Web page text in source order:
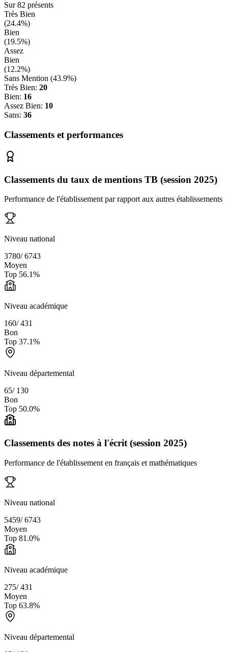
Sur82 présents
Très Bien
(24.4%)
Bien
(19.5%)
Assez
Bien
(12.2%)
Sans Mention (43.9%)
Très Bien: 20
Bien: 16
Assez Bien: 10
Sans: 36
Classements et performances
Classements du taux de mentions TB (session 2025)
Performance de l'établissement par rapport aux autres établissements
Niveau national
3780/6743
Moyen
Top 56.1%
Niveau académique
160/431
Bon
Top 37.1%
Niveau départemental
65/ 130
Bon
Top 50.0%
Classements des notes à l'écrit (session 2025)
Performance de l'établissement en français et mathématiques
Niveau national
5459/6743
Moyen
Top 81.0%
Niveau académique
275/431
Moyen
Top 63.8%
Niveau départemental